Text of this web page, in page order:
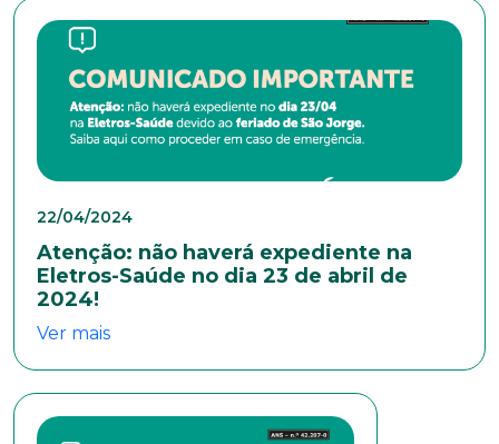
22/04/2024
Atenção: não haverá expediente na
Eletros-Saúde no dia 23 de abril de
2024!
Ver mais
Naturalidade
Idade
Estado Civil
Escolaridade
Sexo